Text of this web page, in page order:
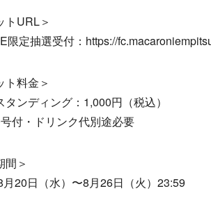
トURL＞
限定抽選受付：https://
ト料金＞
タンディング：1,000円（税込）
付・ドリンク代別途必要
間＞
20日（水）〜8月26日（火）23:59